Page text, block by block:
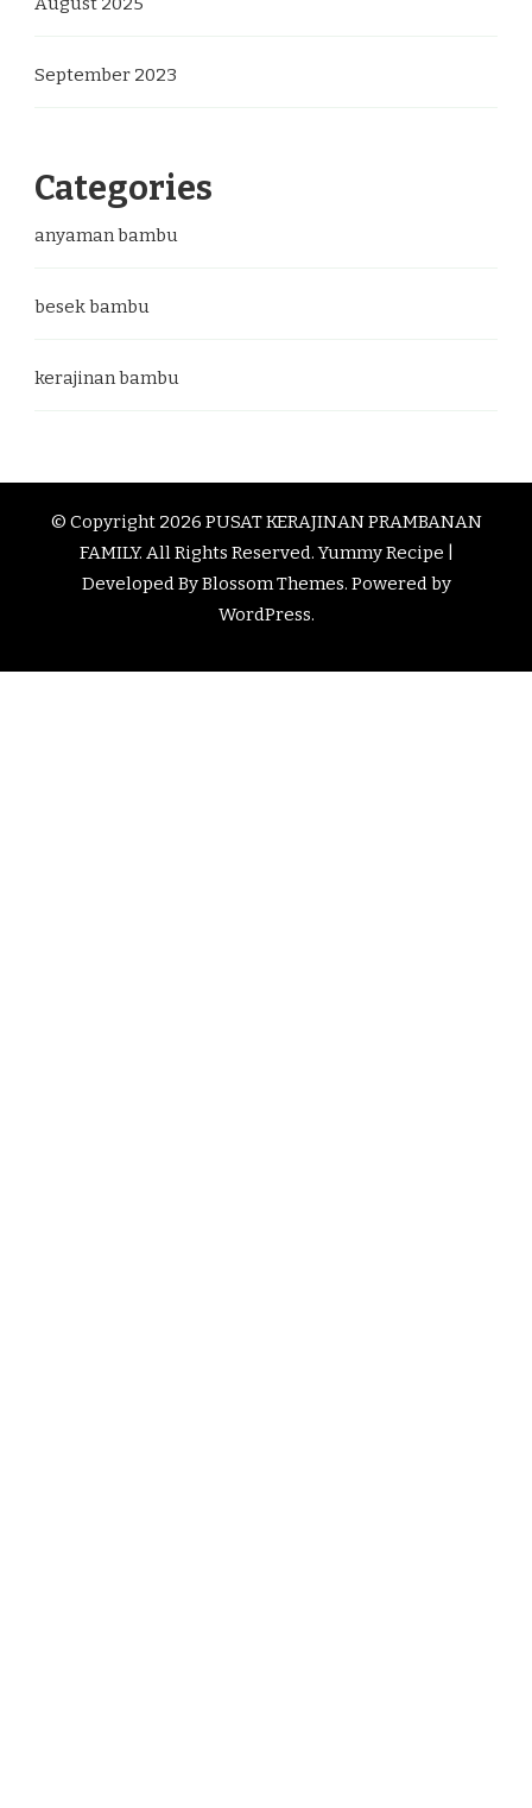
September 2023
Categories
anyaman bambu
besek bambu
kerajinan bambu
© Copyright 2026 PUSAT KERAJINAN PRAMBANAN
FAMILY. All Rights Reserved.Yummy Recipe |
Developed ByBlossom Themes. Powered by
WordPress.